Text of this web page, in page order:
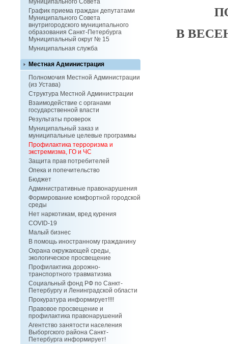
Муниципального Совета
График приема граждан депутатами
Муниципального Совета
внутригородского муниципального
образования Санкт-Петербурга
Муниципальный округ № 15
Муниципальная служба
Местная Администрация
Полномочия Местной Администрации
(из Устава)
Структура Местной Администрации
Взаимодействие с органами
государственной власти
Результаты проверок
Муниципальный заказ и
муниципальные целевые программы
Профилактика терроризма и
экстремизма, ГО и ЧС
Защита прав потребителей
Опека и попечительство
Бюджет
Административные правонарушения
Формирование комфортной городской
среды
Нет наркотикам, вред курения
COVID-19
Малый бизнес
В помощь иностранному гражданину
Охрана окружающей среды,
экологическое просвещение
Профилактика дорожно-
транспортного травматизма
Социальный фонд РФ по Санкт-
Петербургу и Ленинградской области
Прокуратура информирует!!!!
Правовое просвещение и
профилактика правонарушений
Агентство занятости населения
Выборгского района Санкт-
Петербурга информирует!
В